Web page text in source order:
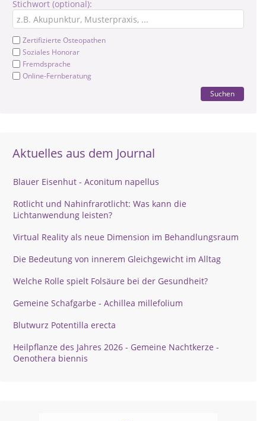
Stichwort (optional):
Zertifizierte Osteopathen
Soziales Honorar
Fremdsprache
Online-Fernberatung
Suchen
Aktuelles aus dem Journal
Blauer Eisenhut - Aconitum napellus
Rotlicht und Nahinfrarotlicht: Was kann die
Lichtanwendung leisten?
Virtual Reality als neue Dimension im Behandlungsraum
Die Bedeutung von innerem Gleichgewicht im Alltag
Welche Rolle spielt Folsäure bei der Gesundheit?
Gemeine Schafgarbe - Achillea millefolium
Blutwurz Potentilla erecta
Heilpflanze des Jahres 2026 - Gemeine Nachtkerze -
Oenothera biennis